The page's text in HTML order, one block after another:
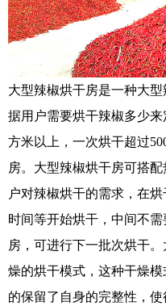
大型辣椒烘干房是一种大
据用户需要烘干辣椒多少
方米以上，一次烘干超过
房。大型辣椒烘干房可搭
户对辣椒烘干的需求，在
时间等开始烘干，中间不
房，可进行下一批次烘干
燥的烘干模式，这种干燥
的保留了自身的完整性，